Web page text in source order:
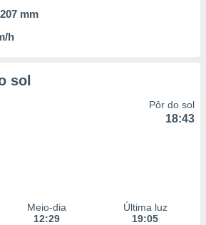
207 mm
h
sol
Pôr do sol
18:43
Meio-dia
12:29
Última luz
19:05